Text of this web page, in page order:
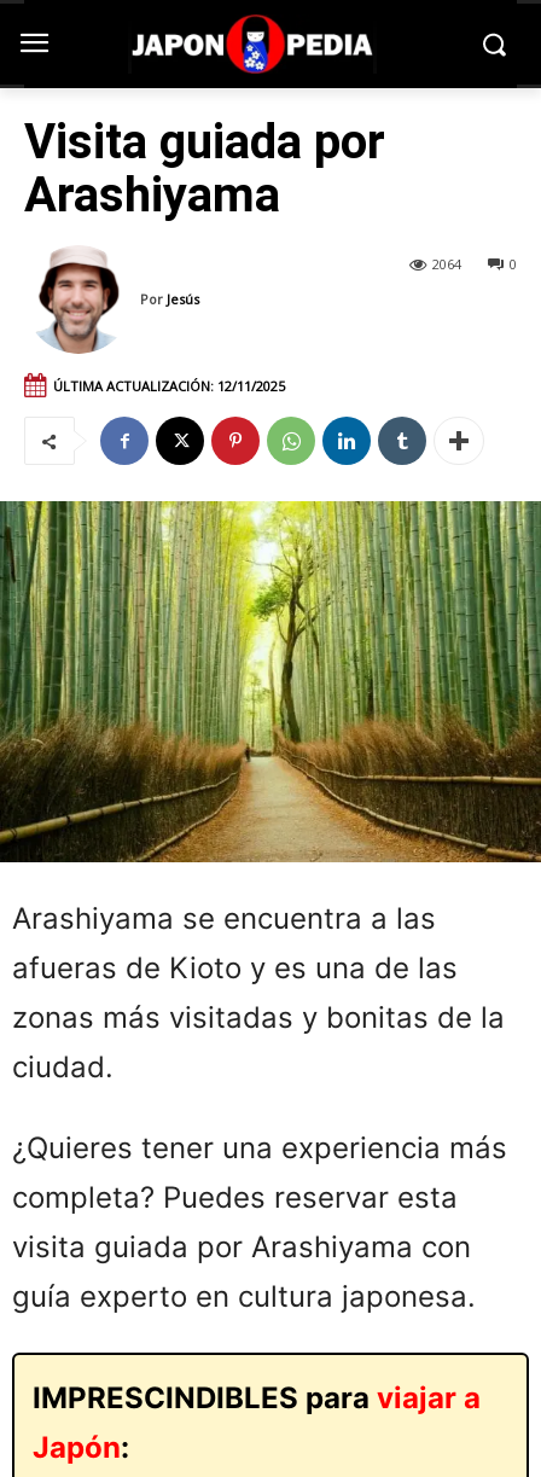
Visita guiada por
Arashiyama
0
2064
Por Jesús
ÚLTIMA ACTUALIZACIÓN: 12/11/2025
Arashiyama se encuentra a las
afueras de Kioto y es una de las
zonas más visitadas y bonitas de la
ciudad.
¿Quieres tener una experiencia más
completa? Puedes reservar esta
visita guiada por Arashiyama con
guía experto en cultura japonesa.
IMPRESCINDIBLES para viajar a
Japón: